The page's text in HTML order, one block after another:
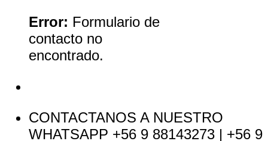
Error: Formulario de
contacto no
encontrado.
CONTACTANOS A NUESTRO
WHATSAPP +56 9 88143273 | +56 9